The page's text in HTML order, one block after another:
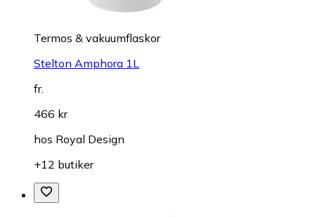
Termos & vakuumflaskor
Stelton Amphora 1L
fr.
466 kr
hos Royal Design
+12 butiker